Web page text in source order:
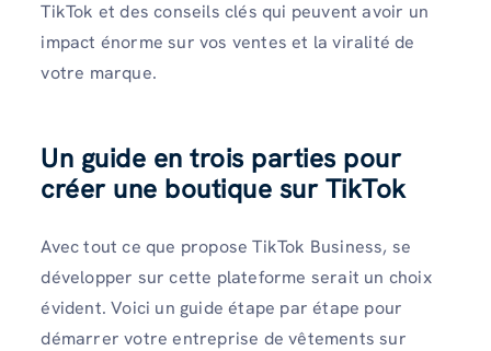
TikTok et des conseils clés qui peuvent avoir un
impact énorme sur vos ventes et la viralité de
votre marque.
Un guide en trois parties pour
créer une boutique sur TikTok
Avec tout ce que propose TikTok Business, se
développer sur cette plateforme serait un choix
évident. Voici un guide étape par étape pour
démarrer votre entreprise de vêtements sur